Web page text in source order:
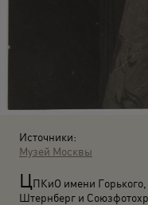
Источники:
Музей Москвы
ЦПКиО имени Горького,
Штернберг и